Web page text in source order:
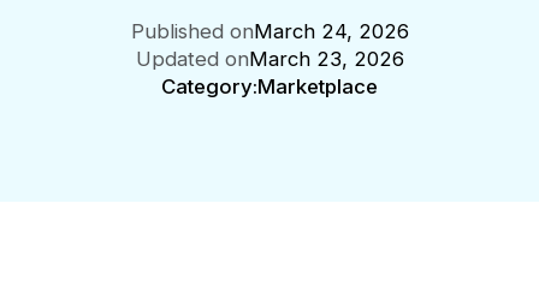
Published onMarch 24, 2026
Updated onMarch 23, 2026
Category:Marketplace